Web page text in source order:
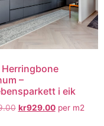
Herringbone
–
i eik
kr929.00per m2